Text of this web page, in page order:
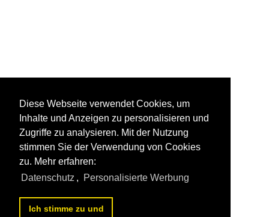
Diese Webseite verwendet Cookies, um
Inhalte und Anzeigen zu personalisieren und
Zugriffe zu analysieren. Mit der Nutzung
stimmen Sie der Verwendung von Cookies
zu. Mehr erfahren:
Datenschutz , Personalisierte Werbung
Ich stimme zu und